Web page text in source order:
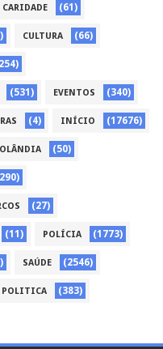
CARIDADE (61)
CULTURA (66)
(531) EVENTOS (340)
(4) INÍCIO (17676)
(50)
(27)
(11) POLÍCIA (1773)
SAÚDE (2546)
POLITICA (383)